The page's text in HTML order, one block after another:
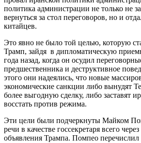
политика администрации не только не
вернуться за стол переговоров, но и
китайцев.
Это явно не было той целью, которую
Трамп, зайдя в дипломатическую
года назад, когда он осудил
предшественника и деструктивное
этого они надеялись, что новые
экономические санкции либо вынудят
более выгодную сделку, либо заставят
восстать против режима.
Эти цели были подчеркнуты Майком
речи в качестве госсекретаря всего
объявления Трампа. Помпео перечислил